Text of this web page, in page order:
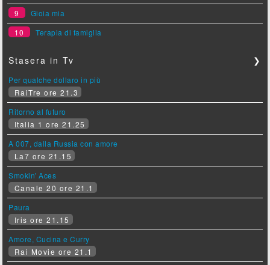
9
Gioia mia
10
Terapia di famiglia
Stasera in Tv ❯
Per qualche dollaro in più
RaiTre ore 21.3
Ritorno al futuro
Italia 1 ore 21.25
A 007, dalla Russia con amore
La7 ore 21.15
Smokin' Aces
Canale 20 ore 21.1
Paura
Iris ore 21.15
Amore, Cucina e Curry
Rai Movie ore 21.1